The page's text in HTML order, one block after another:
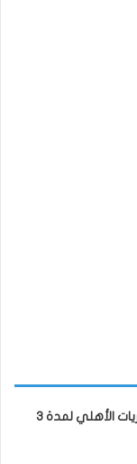
60 جنيها لحضور جميع مباريات الأهلي لمدة 3